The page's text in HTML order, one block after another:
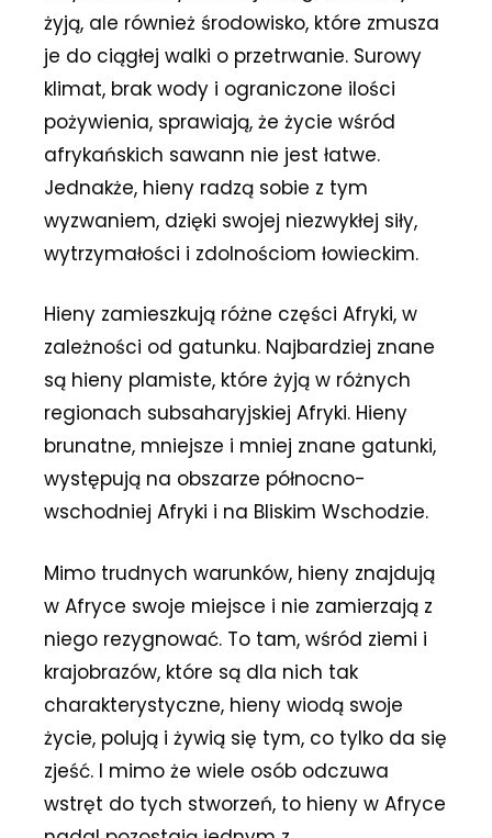
żyją, ale również środowisko, które zmusza
je do ciągłej walki o przetrwanie. Surowy
klimat, brak wody i ograniczone ilości
pożywienia, sprawiają, że życie wśród
afrykańskich sawann nie jest łatwe.
Jednakże, hieny radzą sobie z tym
wyzwaniem, dzięki swojej niezwykłej siły,
wytrzymałości i zdolnościom łowieckim.
Hieny zamieszkują różne części Afryki, w
zależności od gatunku. Najbardziej znane
są hieny plamiste, które żyją w różnych
regionach subsaharyjskiej Afryki. Hieny
brunatne, mniejsze i mniej znane gatunki,
występują na obszarze północno-
wschodniej Afryki i na Bliskim Wschodzie.
Mimo trudnych warunków, hieny znajdują
w Afryce swoje miejsce i nie zamierzają z
niego rezygnować. To tam, wśród ziemi i
krajobrazów, które są dla nich tak
charakterystyczne, hieny wiodą swoje
życie, polują i żywią się tym, co tylko da się
zjeść. I mimo że wiele osób odczuwa
wstręt do tych stworzeń, to hieny w Afryce